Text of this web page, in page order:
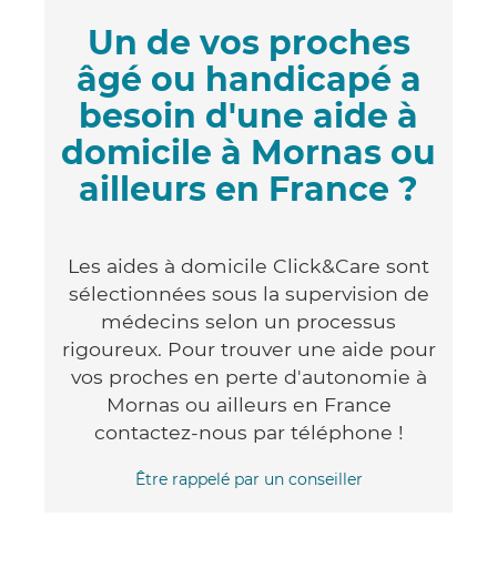
Un de vos proches
âgé ou handicapé a
besoin d'une aide à
domicile à Mornas ou
ailleurs en France ?
Les aides à domicile Click&Care sont
sélectionnées sous la supervision de
médecins selon un processus
rigoureux. Pour trouver une aide pour
vos proches en perte d'autonomie à
Mornas ou ailleurs en France
contactez-nous par téléphone !
Être rappelé par un conseiller